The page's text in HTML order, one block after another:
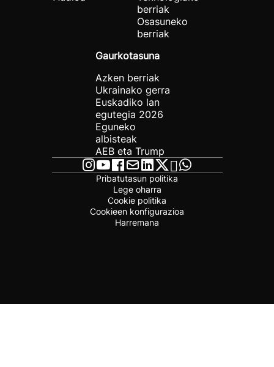
berriak
Osasuneko
berriak
Gaurkotasuna
Azken berriak
Ukrainako gerra
Euskadiko lan
egutegia 2026
Eguneko
albisteak
AEB eta Trump
Pribatutasun politika
Lege oharra
Cookie politika
Cookieen konfigurazioa
Harremana